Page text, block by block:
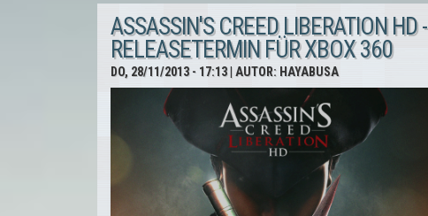
ASSASSIN'S CREED LIBERATION HD -
RELEASETERMIN FÜR XBOX 360
DO, 28/11/2013 - 17:13| AUTOR: HAYABUSA